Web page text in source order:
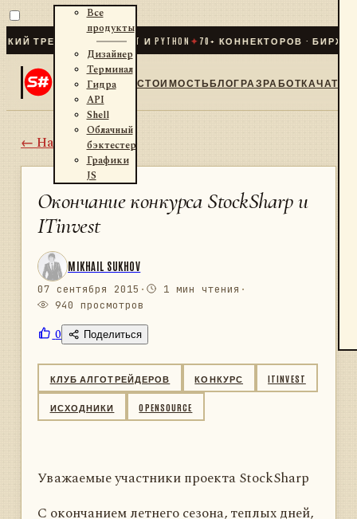
ДЛЯ .NET И PYTHON ✦70+ КОННЕКТОРОВ · БИРЖИ ·
Все
продукты
Дизайнер
Терминал
Гидра
API
Shell
Облачный
бэктестер
Графики
JS
СТОИМОСТЬБЛОГРАЗРАБОТКАЧАТ
← Назад
Окончание конкурса StockSharp и
ITinvest
MIKHAIL SUKHOV
07 сентября 2015 · 1 мин чтения ·
940 просмотров
0 Поделиться
КЛУБ АЛГОТРЕЙДЕРОВ КОНКУРС ITINVEST
ИСХОДНИКИ OPENSOURCE
Уважаемые участники проекта StockSharp
С окончанием летнего сезона, теплых дней,